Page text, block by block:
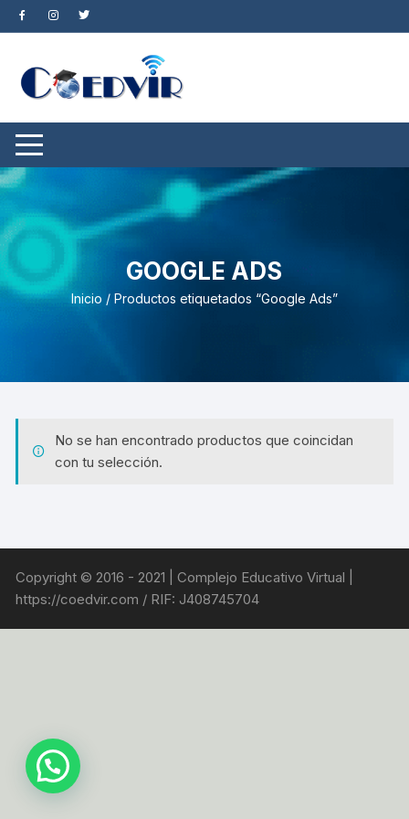
Saltar
al
GOOGLE ADS
Inicio / Productos etiquetados “Google Ads”
No se han encontrado productos que coincidan
con tu selección.
Copyright © 2016 - 2021 | Complejo Educativo Virtual |
https://coedvir.com / RIF: J408745704